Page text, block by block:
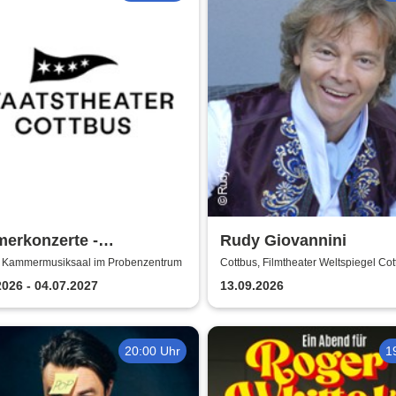
-
Cottbusim Probenzentrum
- 04.07.2027
Rudy Giovannini
Cottbus, Filmtheater Weltspiegel
13.09.2026
20:00 Uhr